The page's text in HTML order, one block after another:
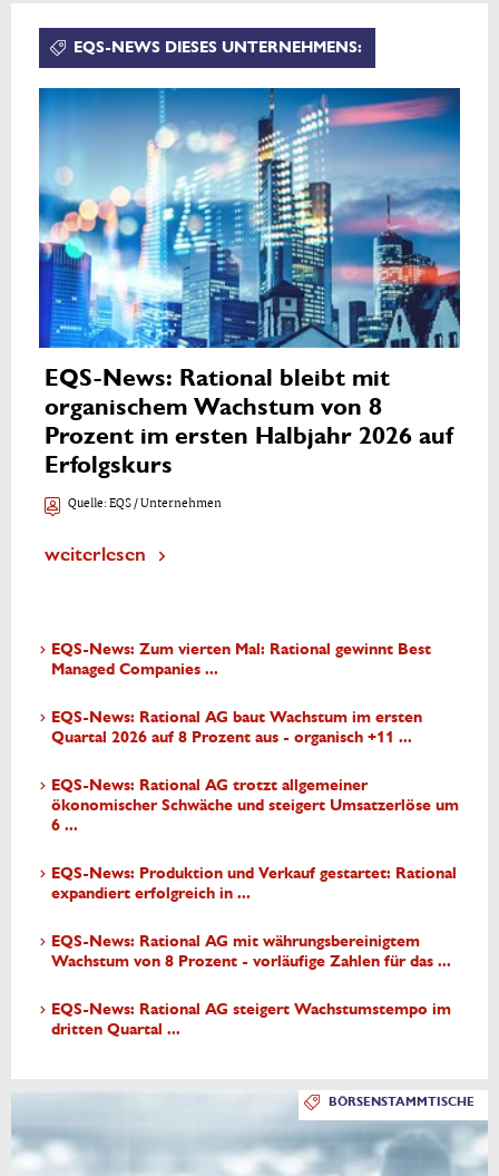
EQS-NEWS DIESES UNTERNEHMENS:
EQS-News: Rational bleibt mit
organischem Wachstum von 8
Prozent im ersten Halbjahr 2026 auf
Erfolgskurs
Quelle:EQS / Unternehmen
weiterlesen
EQS-News: Zum vierten Mal: Rational gewinnt Best
Managed Companies ...
EQS-News: Rational AG baut Wachstum im ersten
Quartal 2026 auf 8 Prozent aus - organisch +11 ...
EQS-News: Rational AG trotzt allgemeiner
ökonomischer Schwäche und steigert Umsatzerlöse um
6 ...
EQS-News: Produktion und Verkauf gestartet: Rational
expandiert erfolgreich in ...
EQS-News: Rational AG mit währungsbereinigtem
Wachstum von 8 Prozent - vorläufige Zahlen für das ...
EQS-News: Rational AG steigert Wachstumstempo im
dritten Quartal ...
BÖRSENSTAMMTISCHE